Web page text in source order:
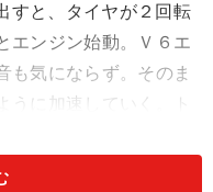
すと、タイヤが２回転
エンジン始動。Ｖ６エ
も気にならず。そのま
うに加速していく。ト
度は上がる。